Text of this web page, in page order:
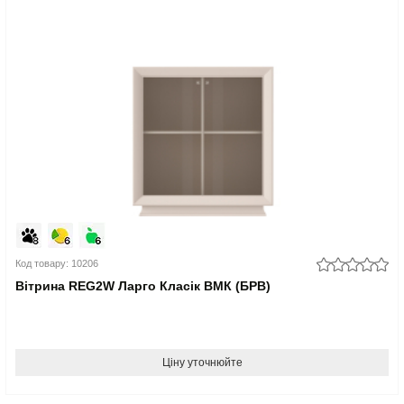
Код товару: 10206
Вітрина REG2W Ларго Класік ВМК (БРВ)
Ціну уточнюйте